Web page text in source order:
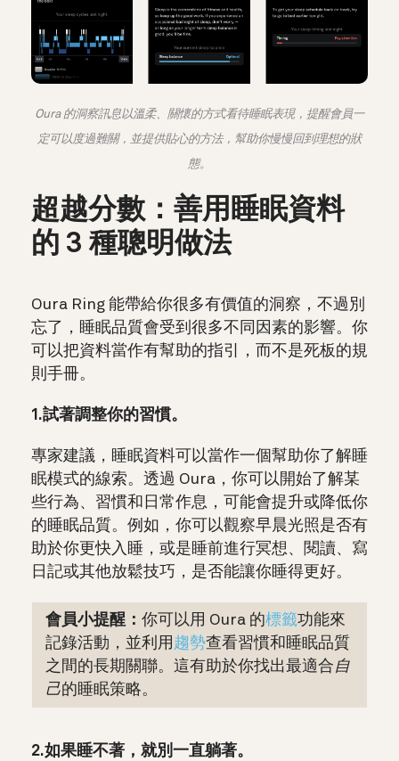
Oura 的洞察訊息以溫柔、關懷的方式看待睡眠表現，提醒會員一
定可以度過難關，並提供貼心的方法，幫助你慢慢回到理想的狀
態。
超越分數：善用睡眠資料
的 3 種聰明做法
Oura Ring 能帶給你很多有價值的洞察，不過別
忘了，睡眠品質會受到很多不同因素的影響。你
可以把資料當作有幫助的指引，而不是死板的規
則手冊。
1.試著調整你的習慣。
專家建議，睡眠資料可以當作一個幫助你了解睡
眠模式的線索。透過 Oura，你可以開始了解某
些行為、習慣和日常作息，可能會提升或降低你
的睡眠品質。例如，你可以觀察早晨光照是否有
助於你更快入睡，或是睡前進行冥想、閱讀、寫
日記或其他放鬆技巧，是否能讓你睡得更好。
會員小提醒： 你可以用 Oura 的標籤功能來
記錄活動，並利用 趨勢查看習慣和睡眠品質
之間的長期關聯。這有助於你找出最適合自
己的睡眠策略。
2.如果睡不著，就別一直躺著。